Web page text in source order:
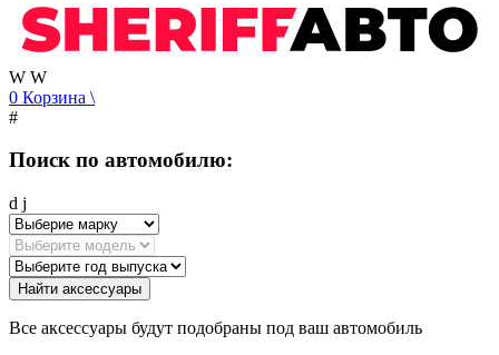
W W
0 Корзина \
#
Поиск по автомобилю:
d j
Найти аксессуары
Все аксессуары будут подобраны под ваш автомобиль